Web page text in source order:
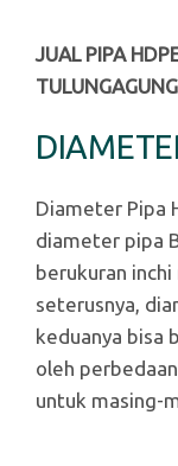
JUAL PIPA
TULUNGAGUNG
Diameter Pipa
diameter pipa
berukuran inchi
seterusnya,
keduanya bisa
oleh
untuk masing-